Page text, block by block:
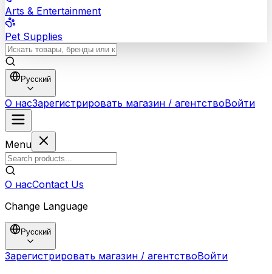
Arts & Entertainment
Pet Supplies
Русский
О насЗарегистрировать магазин / агентствоВойти
Menu
О насContact Us
Change Language
Русский
Зарегистрировать магазин / агентствоВойти